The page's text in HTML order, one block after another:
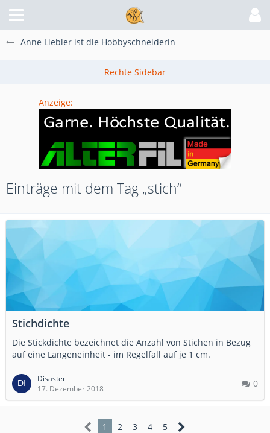
Anne Liebler ist die Hobbyschneiderin
Anzeige:
Einträge mit dem Tag „stich“
Stichdichte
Die Stickdichte bezeichnet die Anzahl von Stichen in Bezug
auf eine Längeneinheit - im Regelfall auf je 1 cm.
Disaster
17. Dezember 2018
0
1 2 3 4 5